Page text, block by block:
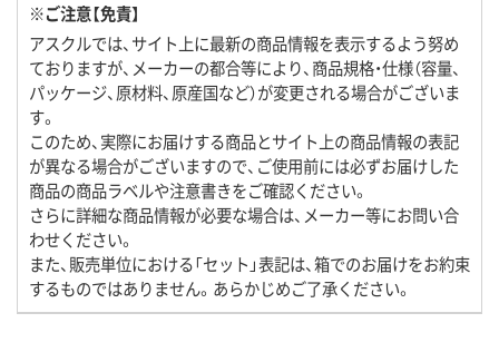
※ご注意【免責】
アスクルでは、サイト上に最新の商品情報を表示するよう努め
ておりますが、メーカーの都合等により、商品規格・仕様（容量、
パッケージ、原材料、原産国など）が変更される場合がございま
す。
このため、実際にお届けする商品とサイト上の商品情報の表記
が異なる場合がございますので、ご使用前には必ずお届けした
商品の商品ラベルや注意書きをご確認ください。
さらに詳細な商品情報が必要な場合は、メーカー等にお問い合
わせください。
また、販売単位における「セット」表記は、箱でのお届けをお約束
するものではありません。あらかじめご了承ください。